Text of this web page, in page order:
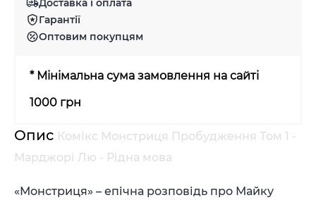
Гарантії
Оптовим покупцям
* Мінімальна сума замовлення на сайті
1000 грн
Опис Комікс Монстриця Пробудження Том 1 -
Марджорі Лю - Рідна мова
«Монстриця» – епічна розповідь про Майку